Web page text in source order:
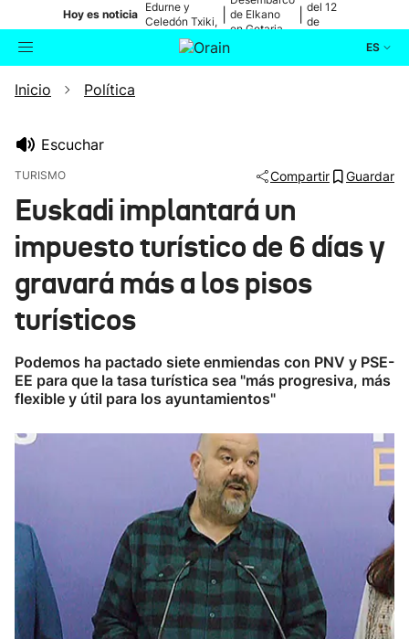
Hoy es noticia
Edurne y
Celedón Txiki,
en directo
de Elkano
en Getaria
del 12
de
ES
Buscador
Ikusmiran
Eguraldia
Inicio Política
Escuchar
TURISMO Compartir Guardar
Euskadi implantará un
impuesto turístico de 6 días y
gravará más a los pisos
turísticos
Podemos ha pactado siete enmiendas con PNV y PSE-
EE para que la tasa turística sea "más progresiva, más
flexible y útil para los ayuntamientos"